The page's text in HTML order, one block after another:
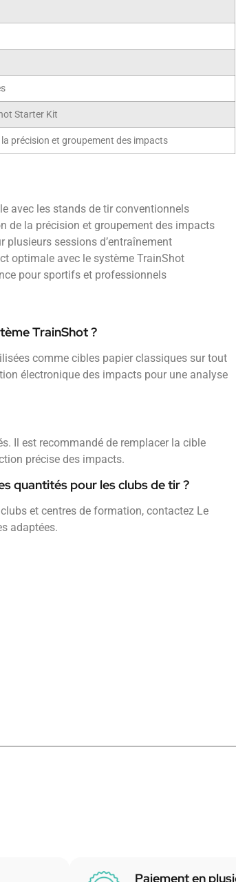
Starter Kit
précision et groupement des impacts
avec les stands de tir conventionnels
de la précision et groupement des impacts
plusieurs sessions d’entraînement
optimale avec le système TrainShot
pour sportifs et professionnels
TrainShot ?
comme cibles papier classiques sur tout
électronique des impacts pour une analyse
Il est recommandé de remplacer la cible
précise des impacts.
quantités pour les clubs de tir ?
et centres de formation, contactez Le
adaptées.
Paiement en